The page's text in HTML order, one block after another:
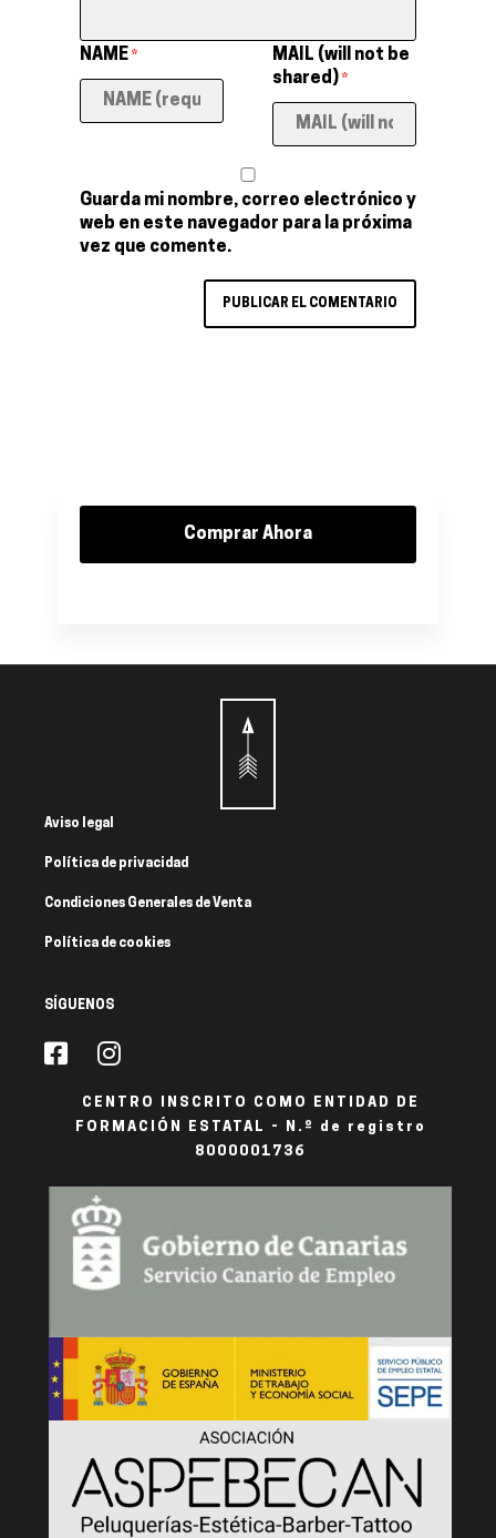
NAME *
MAIL (will not be
shared) *
Guarda mi nombre, correo electrónico y
web en este navegador para la próxima
vez que comente.
Comprar Ahora
Aviso legal
Política de privacidad
Condiciones Generales de Venta
Política de cookies
SÍGUENOS
CENTRO INSCRITO COMO ENTIDAD DE
FORMACIÓN ESTATAL - N.º de registro
8000001736